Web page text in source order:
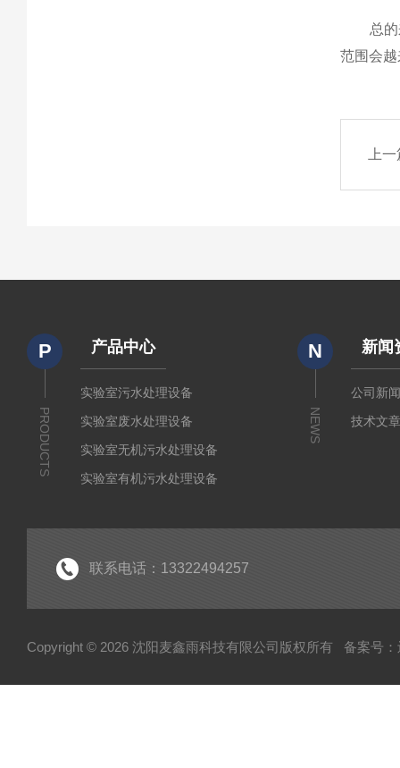
总的来
范围会
上
P
PRODUCTS
产品中心
实验室污水处理设备
实验室废水处理设备
实验室无机污水处理设备
实验室有机污水处理设备
生活污水处理设备系列
废气处理设备系列
N
NEWS
新闻
公司新
技术文
联系电话：13322494257
Copyright © 2026 沈阳麦鑫雨科技有限公司版权所有 备案号